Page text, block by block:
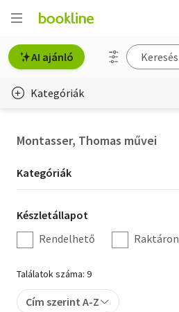
AI ajánló
Kategóriák
Hobbi, szabadidő
Irodalom
Művészet
Szakkönyv
Montasser, Thomas művei
Kategória
szűrés
Kategóriák
Készletállapot
szűrés
Készletállapot
Rendelhető
Raktáron
Találatok száma: 9
Cím szerint A-Z